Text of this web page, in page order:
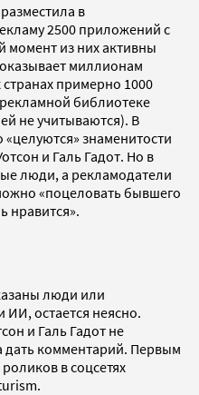
в
2500 приложений с
из них активны
миллионам
примерно 1000
библиотеке
не учитываются). В
знаменитости
и Галь Гадот. Но в
люди, а рекламодатели
«поцеловать бывшего
нравится».
люди или
остается неясно.
и Галь Гадот не
дать комментарий. Первым
в соцсетях